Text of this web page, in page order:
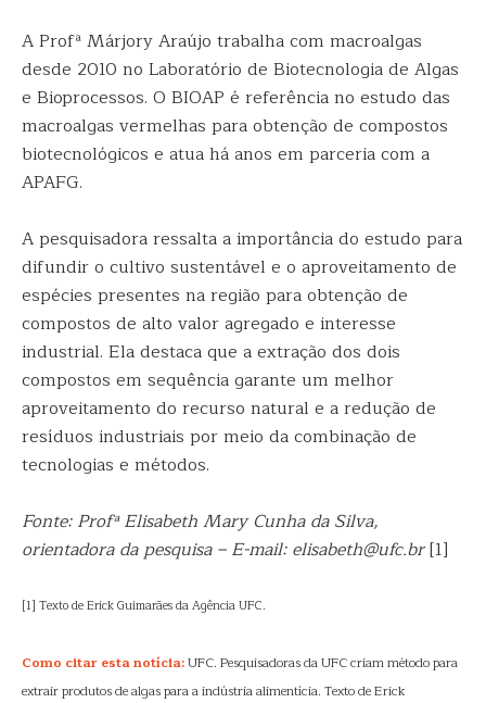
A Profª Márjory Araújo trabalha com macroalgas
desde 2010 no Laboratório de Biotecnologia de Algas
e Bioprocessos. O BIOAP é referência no estudo das
macroalgas vermelhas para obtenção de compostos
biotecnológicos e atua há anos em parceria com a
APAFG.
A pesquisadora ressalta a importância do estudo para
difundir o cultivo sustentável e o aproveitamento de
espécies presentes na região para obtenção de
compostos de alto valor agregado e interesse
industrial. Ela destaca que a extração dos dois
compostos em sequência garante um melhor
aproveitamento do recurso natural e a redução de
resíduos industriais por meio da combinação de
tecnologias e métodos.
Fonte: Profª Elisabeth Mary Cunha da Silva,
orientadora da pesquisa – E-mail: elisabeth@ufc.br[1]
[1] Texto de Erick Guimarães da Agência UFC.
Como citar esta notícia:UFC. Pesquisadoras da UFC criam método para
extrair produtos de algas para a indústria alimentícia. Texto de Erick